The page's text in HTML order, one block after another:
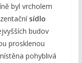
byl vrcholem
sídlo
budov
prosklenou
pohyblivá